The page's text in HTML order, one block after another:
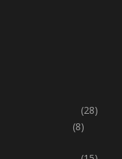
(28)
(8)